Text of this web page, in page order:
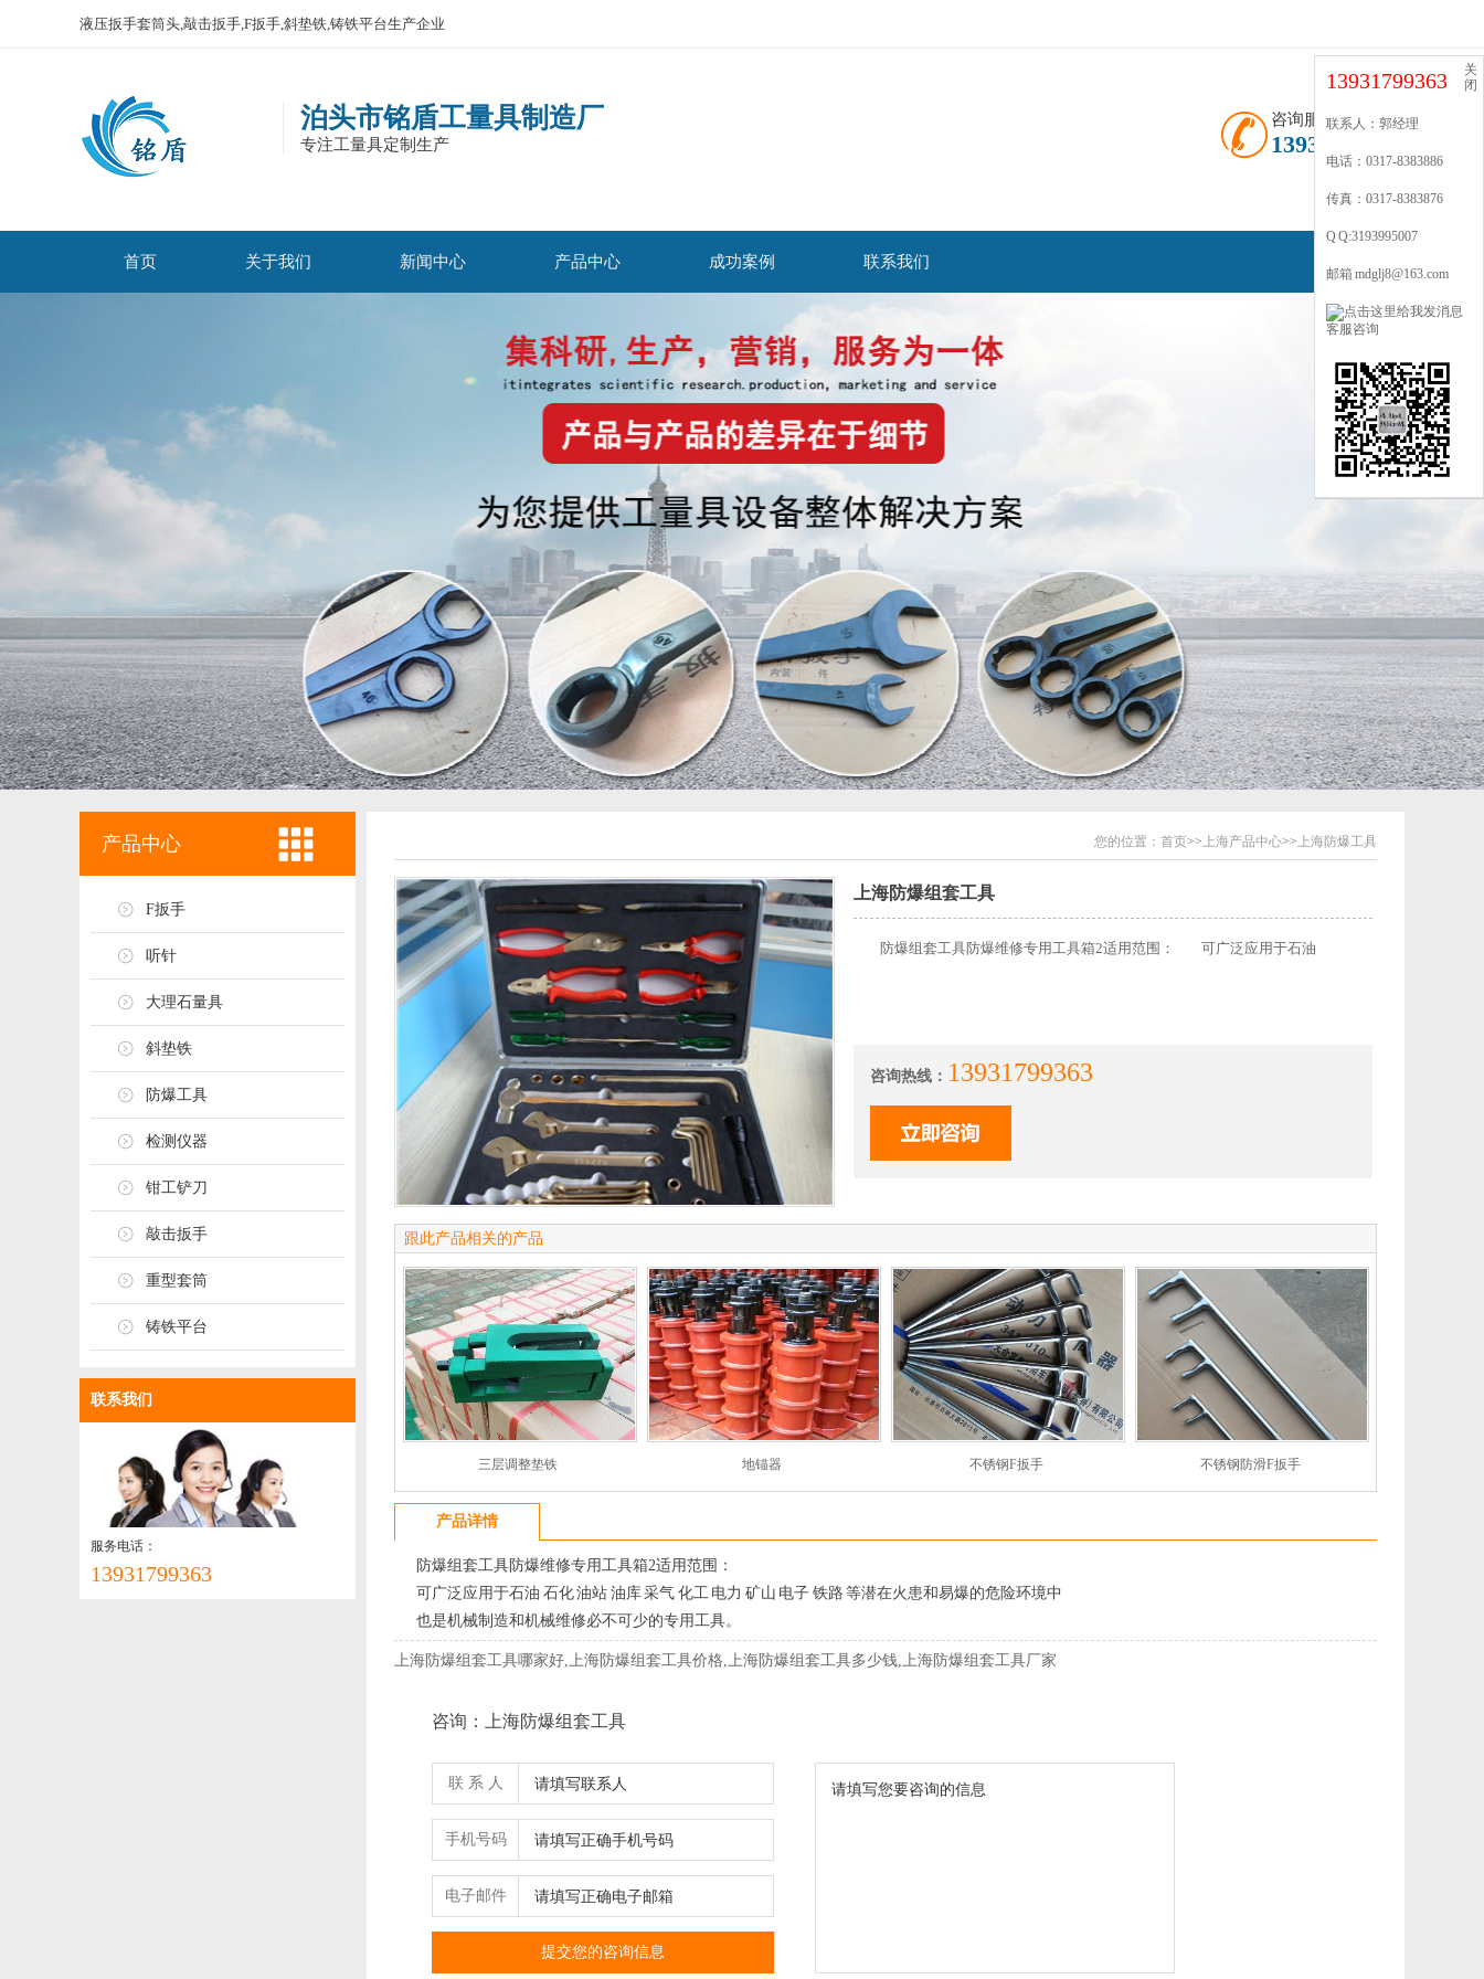
液压扳手套筒头,敲击扳手,F扳手,斜垫铁,铸铁平台生产企业
泊头市铭盾工量具制造厂
专注工量具定制生产
咨询服务热线
13931799363
首页 关于我们 新闻中心 产品中心 成功案例 联系我们
产品中心
F扳手
听针
大理石量具
斜垫铁
防爆工具
检测仪器
钳工铲刀
敲击扳手
重型套筒
铸铁平台
联系我们
服务电话：
13931799363
您的位置： 首页>> 上海产品中心>> 上海防爆工具
上海防爆组套工具
防爆组套工具防爆维修专用工具箱2适用范围： 可广泛应用于石油
咨询热线： 13931799363
跟此产品相关的产品
三层调整垫铁 地锚器 不锈钢F扳手 不锈钢防滑F扳手
产品详情
防爆组套工具防爆维修专用工具箱2适用范围：
可广泛应用于石油 石化 油站 油库 采气 化工 电力 矿山 电子 铁路 等潜在火患和易爆的危险环境中
也是机械制造和机械维修必不可少的专用工具。
上海防爆组套工具哪家好,上海防爆组套工具价格,上海防爆组套工具多少钱,上海防爆组套工具厂家
咨询：上海防爆组套工具
联 系 人
手机号码
电子邮件
关
闭
13931799363
联系人：郭经理
电话：0317-8383886
传真：0317-8383876
Q Q:3193995007
邮箱 mdglj8@163.com
客服咨询